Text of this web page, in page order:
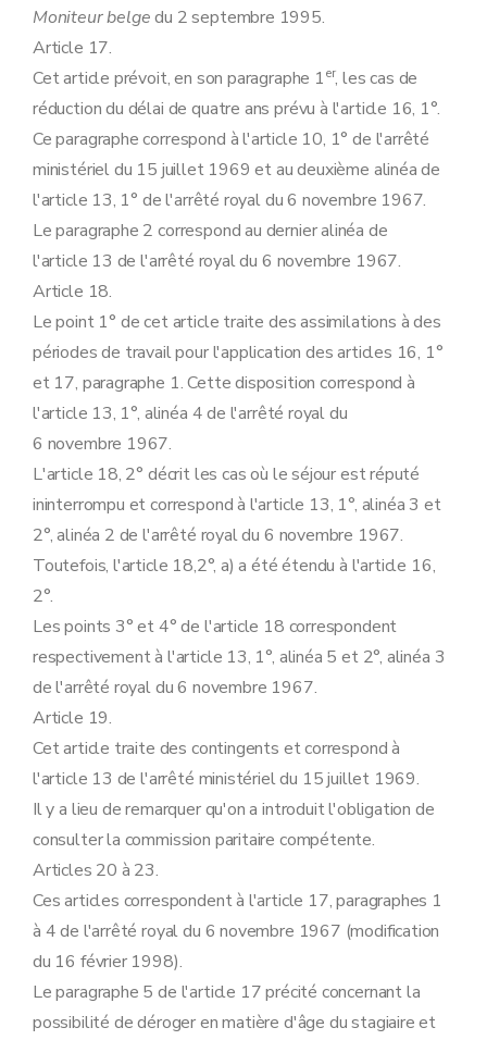
Moniteur belgedu 2 septembre 1995.
Article 17.
Cet article prévoit, en son paragraphe 1er, les cas de
réduction du délai de quatre ans prévu à l'article 16, 1°.
Ce paragraphe correspond à l'article 10, 1° de l'arrêté
ministériel du 15 juillet 1969 et au deuxième alinéa de
l'article 13, 1° de l'arrêté royal du 6 novembre 1967.
Le paragraphe 2 correspond au dernier alinéa de
l'article 13 de l'arrêté royal du 6 novembre 1967.
Article 18.
Le point 1° de cet article traite des assimilations à des
périodes de travail pour l'application des articles 16, 1°
et 17, paragraphe 1. Cette disposition correspond à
l'article 13, 1°, alinéa 4 de l'arrêté royal du
6 novembre 1967.
L'article 18, 2° décrit les cas où le séjour est réputé
ininterrompu et correspond à l'article 13, 1°, alinéa 3 et
2°, alinéa 2 de l'arrêté royal du 6 novembre 1967.
Toutefois, l'article 18,2°, a) a été étendu à l'article 16,
2°.
Les points 3° et 4° de l'article 18 correspondent
respectivement à l'article 13, 1°, alinéa 5 et 2°, alinéa 3
de l'arrêté royal du 6 novembre 1967.
Article 19.
Cet article traite des contingents et correspond à
l'article 13 de l'arrêté ministériel du 15 juillet 1969.
Il y a lieu de remarquer qu'on a introduit l'obligation de
consulter la commission paritaire compétente.
Articles 20 à 23.
Ces articles correspondent à l'article 17, paragraphes 1
à 4 de l'arrêté royal du 6 novembre 1967 (modification
du 16 février 1998).
Le paragraphe 5 de l'article 17 précité concernant la
possibilité de déroger en matière d'âge du stagiaire et